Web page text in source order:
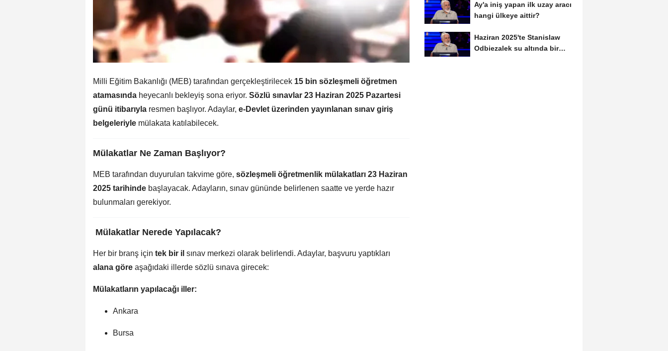
Milli Eğitim Bakanlığı (MEB) tarafından gerçekleştirilecek 15 bin sözleşmeli öğretmen
atamasında heyecanlı bekleyiş sona eriyor. Sözlü sınavlar 23 Haziran 2025 Pazartesi
günü itibarıyla resmen başlıyor. Adaylar, e-Devlet üzerinden yayınlanan sınav giriş
belgeleriyle mülakata katılabilecek.
Mülakatlar Ne Zaman Başlıyor?
MEB tarafından duyurulan takvime göre, sözleşmeli öğretmenlik mülakatları 23 Haziran
2025 tarihinde başlayacak. Adayların, sınav gününde belirlenen saatte ve yerde hazır
bulunmaları gerekiyor.
Mülakatlar Nerede Yapılacak?
Her bir branş için tek bir il sınav merkezi olarak belirlendi. Adaylar, başvuru yaptıkları
alana göre aşağıdaki illerde sözlü sınava girecek:
Mülakatların yapılacağı iller:
Ankara
Bursa
Ay'a iniş yapan ilk uzay aracı
hangi ülkeye aittir?
Haziran 2025'te Stanislaw
Odbiezalek su altında bir